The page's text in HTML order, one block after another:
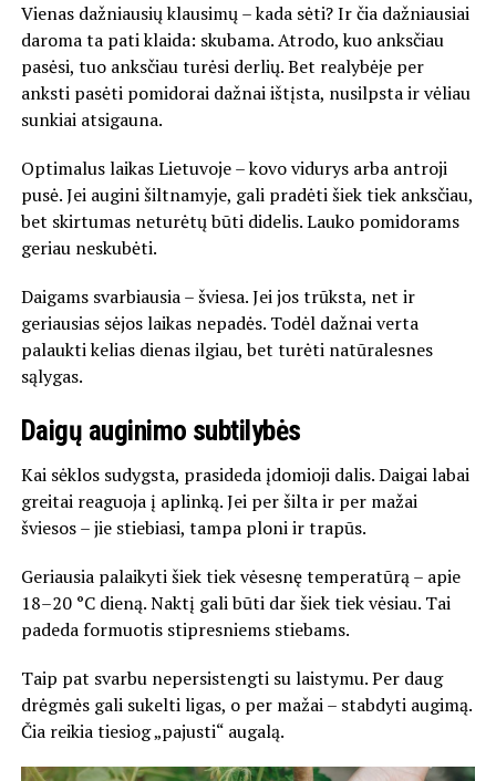
Vienas dažniausių klausimų – kada sėti? Ir čia dažniausiai
daroma ta pati klaida: skubama. Atrodo, kuo anksčiau
pasėsi, tuo anksčiau turėsi derlių. Bet realybėje per
anksti pasėti pomidorai dažnai ištįsta, nusilpsta ir vėliau
sunkiai atsigauna.
Optimalus laikas Lietuvoje – kovo vidurys arba antroji
pusė. Jei augini šiltnamyje, gali pradėti šiek tiek anksčiau,
bet skirtumas neturėtų būti didelis. Lauko pomidorams
geriau neskubėti.
Daigams svarbiausia – šviesa. Jei jos trūksta, net ir
geriausias sėjos laikas nepadės. Todėl dažnai verta
palaukti kelias dienas ilgiau, bet turėti natūralesnes
sąlygas.
Daigų auginimo subtilybės
Kai sėklos sudygsta, prasideda įdomioji dalis. Daigai labai
greitai reaguoja į aplinką. Jei per šilta ir per mažai
šviesos – jie stiebiasi, tampa ploni ir trapūs.
Geriausia palaikyti šiek tiek vėsesnę temperatūrą – apie
18–20 °C dieną. Naktį gali būti dar šiek tiek vėsiau. Tai
padeda formuotis stipresniems stiebams.
Taip pat svarbu nepersistengti su laistymu. Per daug
drėgmės gali sukelti ligas, o per mažai – stabdyti augimą.
Čia reikia tiesiog „pajusti“ augalą.